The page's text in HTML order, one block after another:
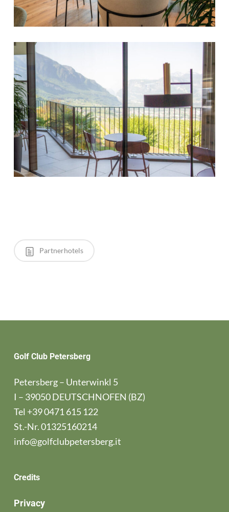
Partnerhotels
Golf Club Petersberg
Petersberg – Unterwinkl 5
I – 39050 DEUTSCHNOFEN (BZ)
Tel +39 0471 615 122
St.-Nr. 01325160214
info@golfclubpetersberg.it
Credits
Privacy